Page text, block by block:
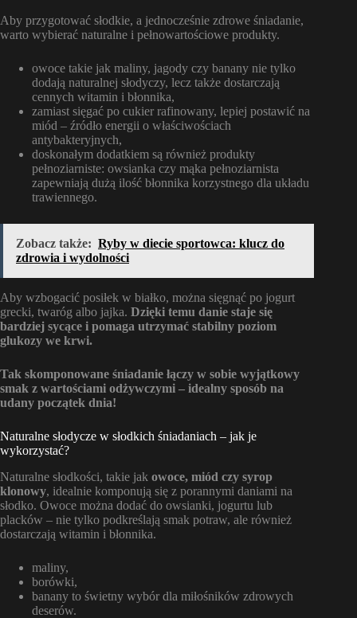
Aby przygotować słodkie, a jednocześnie zdrowe śniadanie,
warto wybierać naturalne i pełnowartościowe produkty.
owoce takie jak maliny, jagody czy banany nie tylko
dodają naturalnej słodyczy, lecz także dostarczają
cennych witamin i błonnika,
zamiast sięgać po cukier rafinowany, lepiej postawić na
miód – źródło energii o właściwościach
antybakteryjnych,
doskonałym dodatkiem są również produkty
pełnoziarniste: owsianka czy mąka pełnoziarnista
zapewniają dużą ilość błonnika korzystnego dla układu
trawiennego.
Zobacz także: Ryby w diecie sportowca: klucz do
zdrowia i wydolności
Aby wzbogacić posiłek w białko, można sięgnąć po jogurt
grecki, twaróg albo jajka. Dzięki temu danie staje się
bardziej sycące i pomaga utrzymać stabilny poziom
glukozy we krwi.
Tak skomponowane śniadanie łączy w sobie wyjątkowy
smak z wartościami odżywczymi – idealny sposób na
udany początek dnia!
Naturalne słodycze w słodkich śniadaniach – jak je
wykorzystać?
Naturalne słodkości, takie jak owoce, miód czy syrop
klonowy, idealnie komponują się z porannymi daniami na
słodko. Owoce można dodać do owsianki, jogurtu lub
placków – nie tylko podkreślają smak potraw, ale również
dostarczają witamin i błonnika.
maliny,
borówki,
banany to świetny wybór dla miłośników zdrowych
deserów.